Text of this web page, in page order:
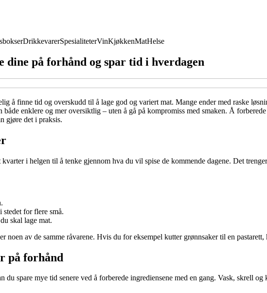
DrikkevarerSpesialiteterVinKjøkkenMatHelse
dine på forhånd og spar tid i hverdagen
å finne tid og overskudd til å lage god og variert mat. Mange ender med raske
enklere og mer oversiktlig – uten å gå på kompromiss med smaken. Å
gjøre det i praksis.
i helgen til å tenke gjennom hva du vil spise de kommende dagene. Det
stedet for flere små.
skal lage mat.
noen av de samme råvarene. Hvis du for eksempel kutter grønnsaker til en
på forhånd
du spare mye tid senere ved å forberede ingrediensene med en gang. Vask, skrell